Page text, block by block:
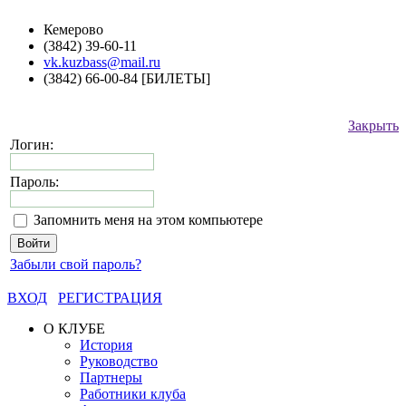
Кемерово
(3842) 39-60-11
vk.kuzbass@mail.ru
(3842) 66-00-84 [БИЛЕТЫ]
Закрыть
Логин:
Пароль:
Запомнить меня на этом компьютере
Забыли свой пароль?
ВХОД
РЕГИСТРАЦИЯ
О КЛУБЕ
История
Руководство
Партнеры
Работники клуба